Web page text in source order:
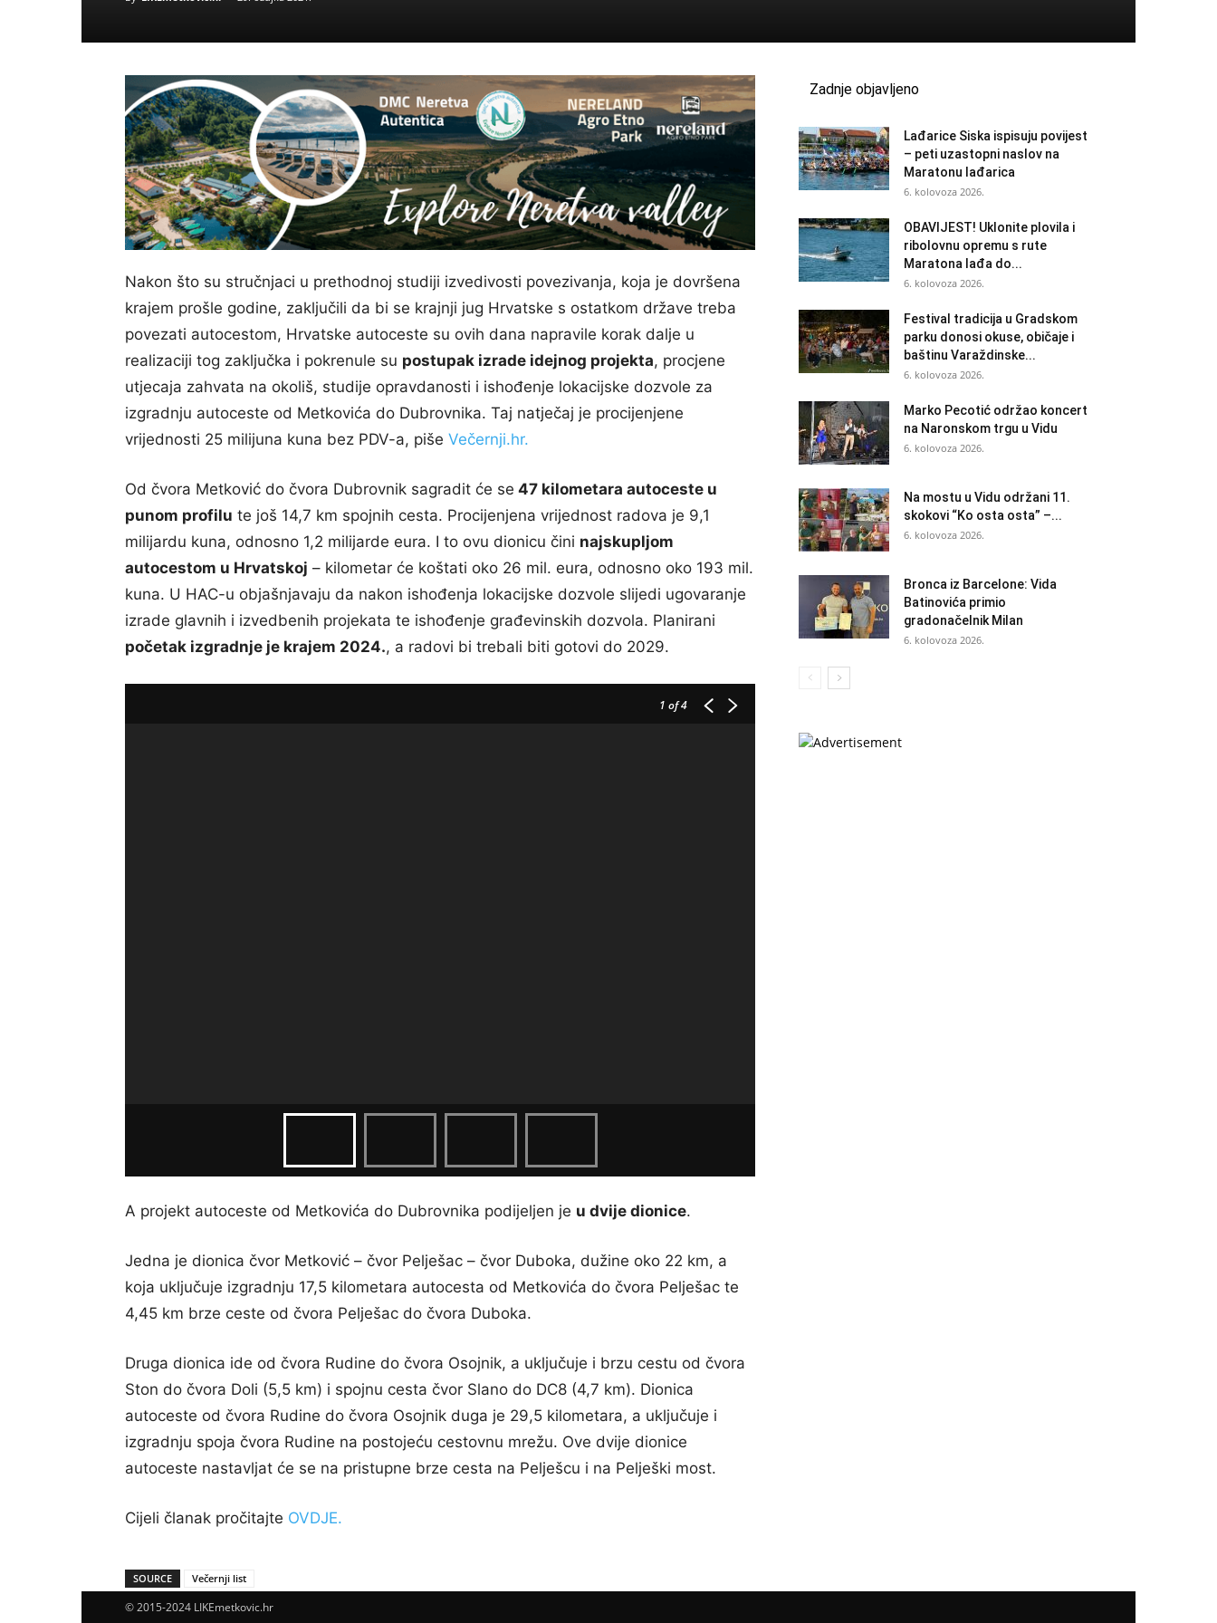
Nakon što su stručnjaci u prethodnoj studiji izvedivosti povezivanja, koja je dovršena
krajem prošle godine, zaključili da bi se krajnji jug Hrvatske s ostatkom države treba
povezati autocestom, Hrvatske autoceste su ovih dana napravile korak dalje u
realizaciji tog zaključka i pokrenule su postupak izrade idejnog projekta, procjene
utjecaja zahvata na okoliš, studije opravdanosti i ishođenje lokacijske dozvole za
izgradnju autoceste od Metkovića do Dubrovnika. Taj natječaj je procijenjene
vrijednosti 25 milijuna kuna bez PDV-a, piše Večernji.hr.
Od čvora Metković do čvora Dubrovnik sagradit će se 47 kilometara autoceste u
punom profilu te još 14,7 km spojnih cesta. Procijenjena vrijednost radova je 9,1
milijardu kuna, odnosno 1,2 milijarde eura. I to ovu dionicu čini najskupljom
autocestom u Hrvatskoj – kilometar će koštati oko 26 mil. eura, odnosno oko 193 mil.
kuna. U HAC-u objašnjavaju da nakon ishođenja lokacijske dozvole slijedi ugovaranje
izrade glavnih i izvedbenih projekata te ishođenje građevinskih dozvola. Planirani
početak izgradnje je krajem 2024., a radovi bi trebali biti gotovi do 2029.
1 of 4
A projekt autoceste od Metkovića do Dubrovnika podijeljen je u dvije dionice.
Jedna je dionica čvor Metković – čvor Pelješac – čvor Duboka, dužine oko 22 km, a
koja uključuje izgradnju 17,5 kilometara autocesta od Metkovića do čvora Pelješac te
4,45 km brze ceste od čvora Pelješac do čvora Duboka.
Druga dionica ide od čvora Rudine do čvora Osojnik, a uključuje i brzu cestu od čvora
Ston do čvora Doli (5,5 km) i spojnu cesta čvor Slano do DC8 (4,7 km). Dionica
autoceste od čvora Rudine do čvora Osojnik duga je 29,5 kilometara, a uključuje i
izgradnju spoja čvora Rudine na postojeću cestovnu mrežu. Ove dvije dionice
autoceste nastavljat će se na pristupne brze cesta na Pelješcu i na Pelješki most.
Cijeli članak pročitajte OVDJE.
SOURCE Večernji list
Zadnje objavljeno
Lađarice Siska ispisuju povijest
– peti uzastopni naslov na
Maratonu lađarica
6. kolovoza 2026.
OBAVIJEST! Uklonite plovila i
ribolovnu opremu s rute
Maratona lađa do...
6. kolovoza 2026.
Festival tradicija u Gradskom
parku donosi okuse, običaje i
baštinu Varaždinske...
6. kolovoza 2026.
Marko Pecotić održao koncert
na Naronskom trgu u Vidu
6. kolovoza 2026.
Na mostu u Vidu održani 11.
skokovi “Ko osta osta” –...
6. kolovoza 2026.
Bronca iz Barcelone: Vida
Batinovića primio
gradonačelnik Milan
6. kolovoza 2026.
© 2015-2024 LIKEmetkovic.hr